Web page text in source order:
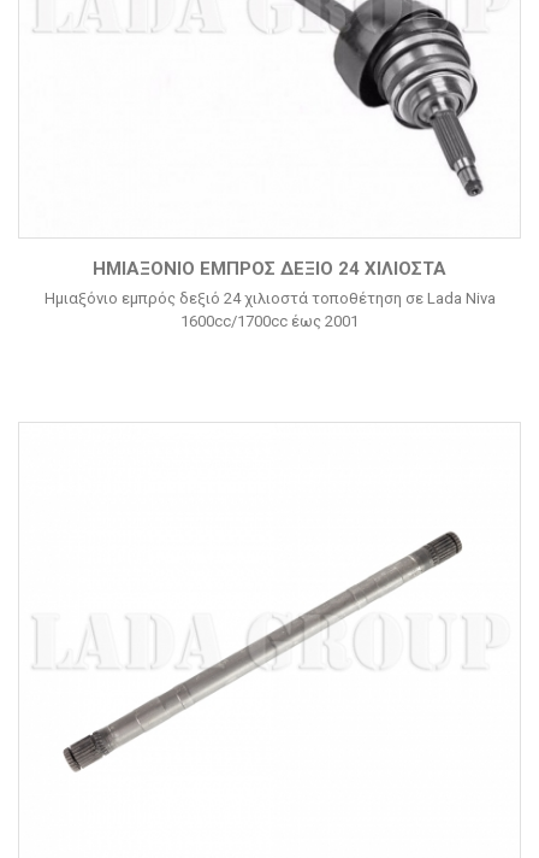
ΗΜΙΑΞΌΝΙΟ ΕΜΠΡΌΣ ΔΕΞΙΌ 24 ΧΙΛΙΟΣΤΆ
Ημιαξόνιο εμπρός δεξιό 24 χιλιοστά τοποθέτηση σε Lada Niva
1600cc/1700cc έως 2001